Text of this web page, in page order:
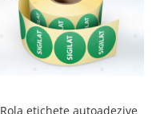
Rola etichete autoadezive